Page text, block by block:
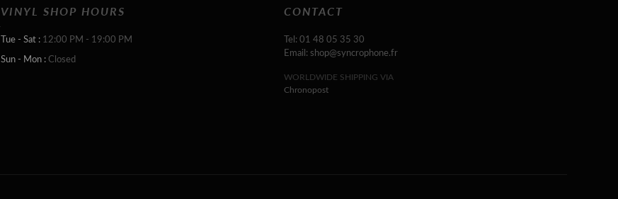
VINYL SHOP HOURS
Tue - Sat : 12:00 PM - 19:00 PM
Sun - Mon : Closed
CONTACT
Tel: 01 48 05 35 30
Email: shop@syncrophone.fr
WORLDWIDE SHIPPING VIA
Chronopost